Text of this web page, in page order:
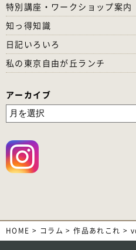
特別講座・ワークショップ案内
知っ得知識
日記いろいろ
私の東京自由が丘ランチ
アーカイブ
HOME > コラム >作品あれこれ >